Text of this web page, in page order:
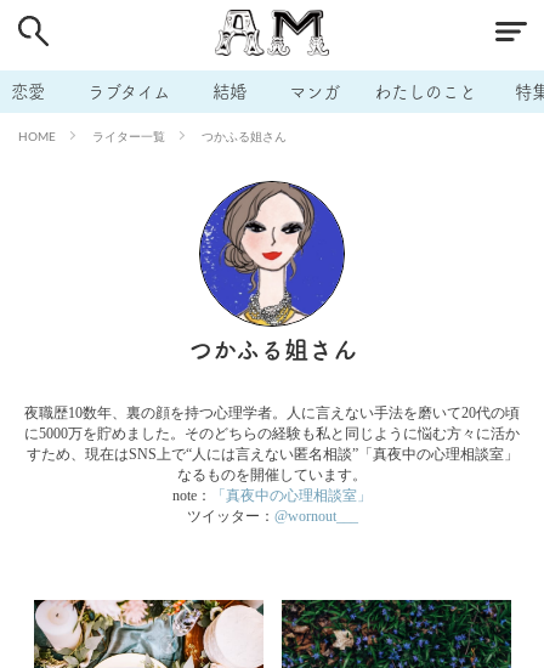
恋愛 ラブタイム 結婚 マンガ わたしのこと 特
HOME ライター一覧 つかふる姐さん
つかふる姐さん
夜職歴10数年、裏の顔を持つ心理学者。人に言えない手法を磨いて20代の頃
に5000万を貯めました。そのどちらの経験も私と同じように悩む方々に活か
すため、現在はSNS上で“人には言えない匿名相談”「真夜中の心理相談室」
なるものを開催しています。
note：
「真夜中の心理相談室」
ツイッター： @wornout___
# 男の本音 # セフレ
# 不倫 # 出会う方法 # マッチングアプリ
# ラブグッズ # 体の相性
# モテテク # セフレから本命へ
# セフレがほしい # 夫婦の悩み